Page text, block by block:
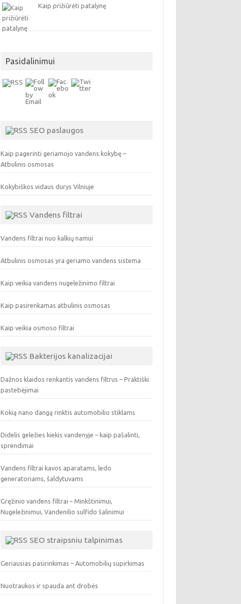
Kaip prižiūrėti patalynę
Pasidalinimui
SEO paslaugos
Kaip pagerinti geriamojo vandens kokybę –
Atbulinis osmosas
Kokybiškos vidaus durys Vilniuje
Vandens filtrai
Vandens filtrai nuo kalkių namui
Atbulinis osmosas yra geriamo vandens sistema
Kaip veikia vandens nugeležinimo filtrai
Kaip pasirenkamas atbulinis osmosas
Kaip veikia osmoso filtrai
Bakterijos kanalizacijai
Dažnos klaidos renkantis vandens filtrus – Praktiški
pastebėjimai
Kokią nano dangą rinktis automobilio stiklams
Didelis geležies kiekis vandenyje – kaip pašalinti,
sprendimai
Vandens filtrai kavos aparatams, ledo
generatoriams, šaldytuvams
Gręžinio vandens filtrai – Minkštinimui,
Nugeležinimui, Vandenilio sulfido šalinimui
SEO straipsniu talpinimas
Geriausias pasirinkimas – Automobilių supirkimas
Nuotraukos ir spauda ant drobės